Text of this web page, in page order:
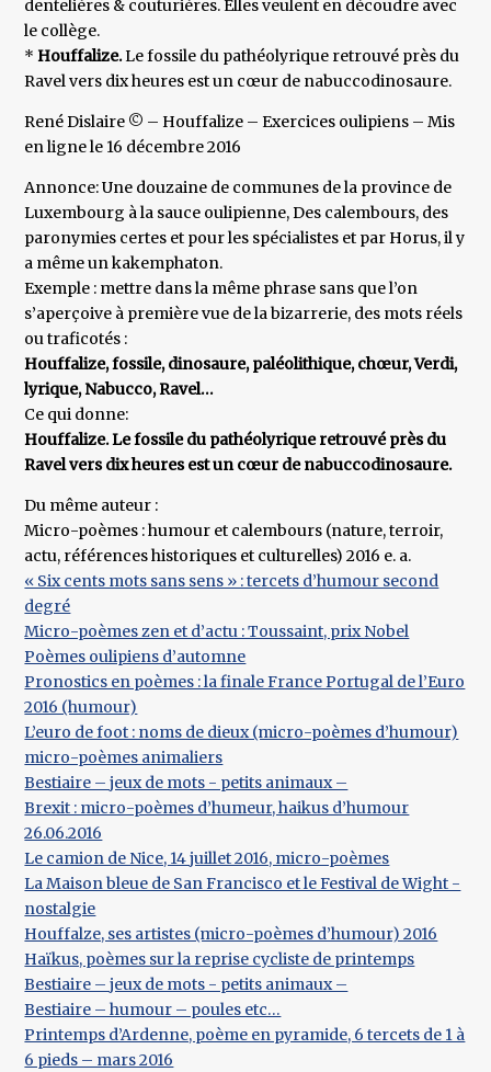
dentelières & couturières. Elles veulent en découdre avec
le collège.
*Houffalize.Le fossile du pathéolyrique retrouvé près du
Ravel vers dix heures est un cœur de nabuccodinosaure.
René Dislaire © – Houffalize – Exercices oulipiens – Mis
en ligne le 16 décembre 2016
Annonce: Une douzaine de communes de la province de
Luxembourg à la sauce oulipienne, Des calembours, des
paronymies certes et pour les spécialistes et par Horus, il y
a même un kakemphaton.
Exemple : mettre dans la même phrase sans que l’on
s’aperçoive à première vue de la bizarrerie, des mots réels
ou traficotés :
Houffalize, fossile, dinosaure, paléolithique, chœur, Verdi,
lyrique, Nabucco, Ravel…
Ce qui donne:
Houffalize. Le fossile du pathéolyrique retrouvé près du
Ravel vers dix heures est un cœur de nabuccodinosaure.
Du même auteur :
Micro-poèmes : humour et calembours (nature, terroir,
actu, références historiques et culturelles) 2016 e. a.
« Six cents mots sans sens » : tercets d’humour second
degré
Micro-poèmes zen et d’actu : Toussaint, prix Nobel
Poèmes oulipiens d’automne
Pronostics en poèmes : la finale France Portugal de l’Euro
2016 (humour)
L’euro de foot : noms de dieux (micro-poèmes d’humour)
micro-poèmes animaliers
Bestiaire – jeux de mots - petits animaux –
Brexit : micro-poèmes d’humeur, haikus d’humour
26.06.2016
Le camion de Nice, 14 juillet 2016, micro-poèmes
La Maison bleue de San Francisco et le Festival de Wight -
nostalgie
Houffalze, ses artistes (micro-poèmes d’humour) 2016
Haïkus, poèmes sur la reprise cycliste de printemps
Bestiaire – jeux de mots - petits animaux –
Bestiaire – humour – poules etc…
Printemps d’Ardenne, poème en pyramide, 6 tercets de 1 à
6 pieds – mars 2016